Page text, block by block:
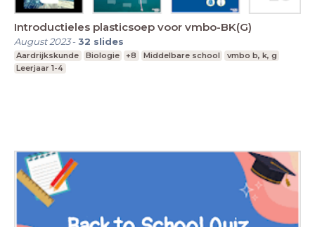
Introductieles plasticsoep voor vmbo-BK(G)
August 2023-32 slides
Aardrijkskunde Biologie +8 Middelbare school
vmbo b, k, g
Leerjaar 1-4